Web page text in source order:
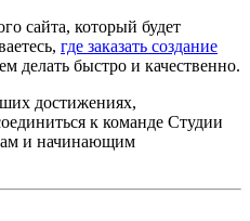
сайта, который будет
где заказать создание
делать быстро и качественно.
достижениях,
к команде Студии
и начинающим